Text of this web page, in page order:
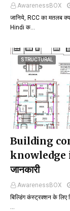
AwarenessBOX
जानिये, RCC का मतलब
Hindi क…
STRUCTURAL
Building
knowledge
जानकारी
AwarenessBOX
बिल्डिंग कंस्ट्रक्शन के
…